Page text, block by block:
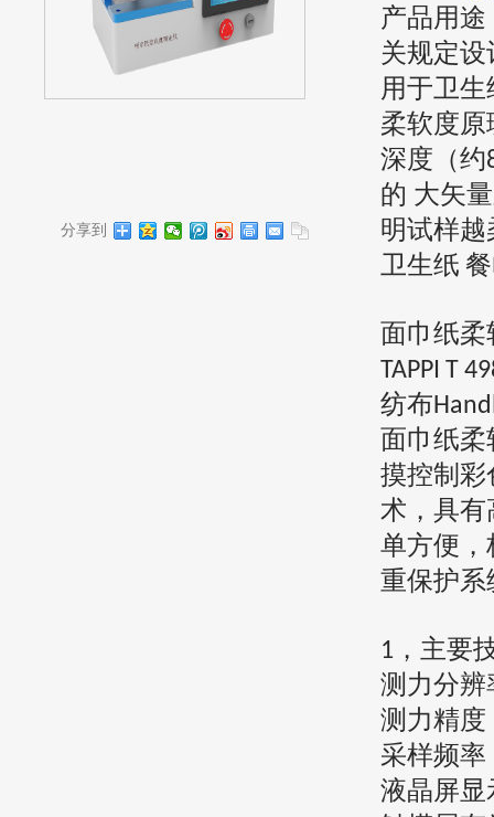
分享到
产品用
关规定
用于卫
柔软度
深度（约
的 大矢
明试样越
卫生纸
面巾纸柔
TAPPI T
纺布
面巾纸柔
摸控制彩
术，具
单方便，
重保护系
1 ， 主要
测力分辨
测力精度
采样频率
液晶屏显